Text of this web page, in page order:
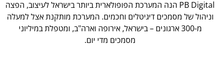
PB Digital הנה המערכת הפופולארית ביותר בישראל לעיצוב, הפצה
וניהול של מסמכים דיגיטלים וחכמים. המערכת מותקנת אצל למעלה
מ-300 ארגונים – בישראל, אירופה וארה"ב, ומטפלת במיליוני
מסמכים מדי יום.